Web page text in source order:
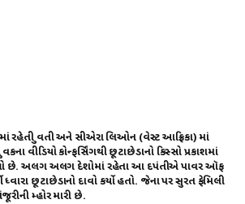
રહેતી યુવતી અને સીએરા લિઓન (વેસ્ટ આફ્રિકા) માં
વીડિયો કોન્ફર્સિંગથી છૂટાછેડાનો કિસ્સો પ્રકાશમાં
છે. અલગ અલગ દેશોમાં રહેતા આ દપંતીએ પાવર ઑફ
ધ્વારા છૂટાછેડાનો દાવો કર્યો હતો. જેના પર સુરત ફેમિલી
મ્હોર મારી છે.